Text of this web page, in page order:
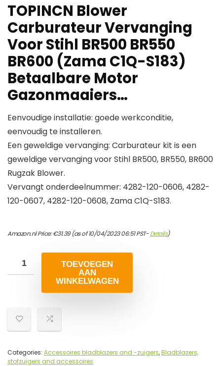
TOPINCN Blower
Carburateur Vervanging
Voor Stihl BR500 BR550
BR600 (Zama C1Q-S183)
Betaalbare Motor
Gazonmaaiers…
Eenvoudige installatie: goede werkconditie,
eenvoudig te installeren.
Een geweldige vervanging: Carburateur kit is een
geweldige vervanging voor Stihl BR500, BR550, BR600
Rugzak Blower.
Vervangt onderdeelnummer: 4282-120-0606, 4282-
120-0607, 4282-120-0608, Zama C1Q-S183.
Amazon.nl Price:€31.39(as of 10/04/2023 06:51 PST-Details)
TOEVOEGEN
AAN
WINKELWAGEN
Categories: Accessoires bladblazers and -zuigers,Bladblazers,
stofzuigers and accessoires